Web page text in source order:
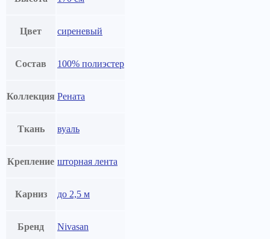
Цвет сиреневый
Состав 100% полиэстер
Коллекция Рената
Ткань вуаль
Крепление шторная лента
Карниз до 2,5 м
Бренд Nivasan